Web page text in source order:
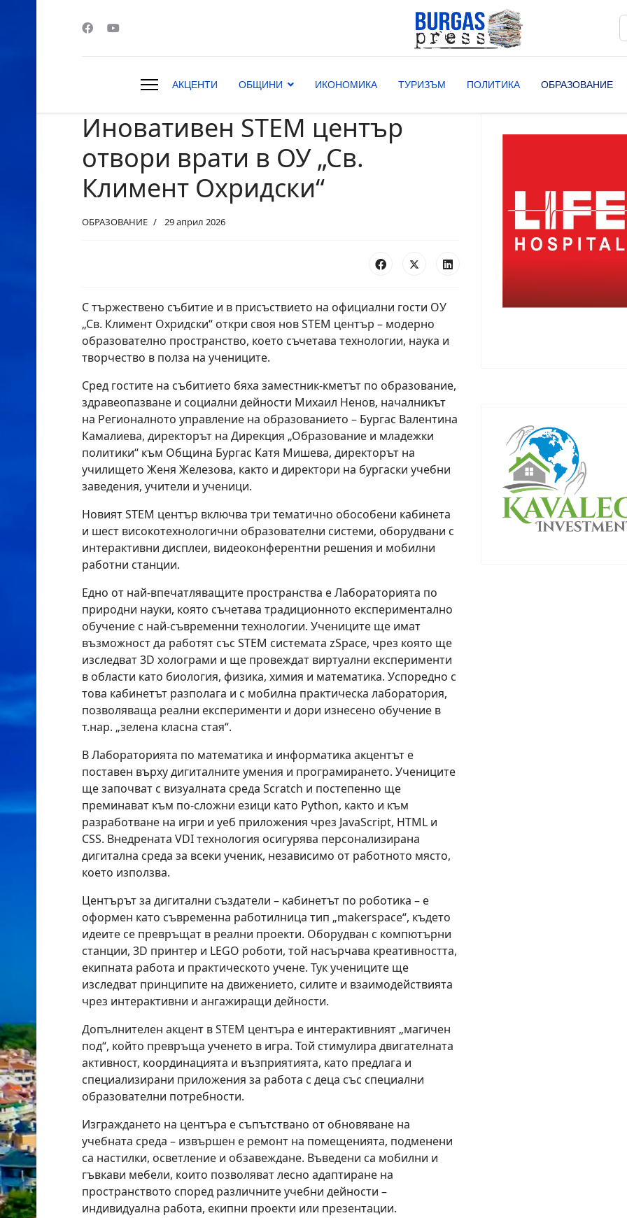
АКЦЕНТИ ОБЩИНИ ИКОНОМИКА ТУРИЗЪМ ПОЛИТИКА ОБРАЗОВАНИЕ
Иновативен STEM център
отвори врати в ОУ „Св.
Климент Охридски“
ОБРАЗОВАНИЕ 29 април 2026
С тържествено събитие и в присъствието на официални гости ОУ
„Св. Климент Охридски“ откри своя нов STEM център – модерно
образователно пространство, което съчетава технологии, наука и
творчество в полза на учениците.
Сред гостите на събитието бяха заместник-кметът по образование,
здравеопазване и социални дейности Михаил Ненов, началникът
на Регионалното управление на образованието – Бургас Валентина
Камалиева, директорът на Дирекция „Образование и младежки
политики“ към Община Бургас Катя Мишева, директорът на
училището Женя Железова, както и директори на бургаски учебни
заведения, учители и ученици.
Новият STEM център включва три тематично обособени кабинета
и шест високотехнологични образователни системи, оборудвани с
интерактивни дисплеи, видеоконферентни решения и мобилни
работни станции.
Едно от най-впечатляващите пространства е Лабораторията по
природни науки, която съчетава традиционното експериментално
обучение с най-съвременни технологии. Учениците ще имат
възможност да работят със STEM системата zSpace, чрез която ще
изследват 3D холограми и ще провеждат виртуални експерименти
в области като биология, физика, химия и математика. Успоредно с
това кабинетът разполага и с мобилна практическа лаборатория,
позволяваща реални експерименти и дори изнесено обучение в
т.нар. „зелена класна стая“.
В Лабораторията по математика и информатика акцентът е
поставен върху дигиталните умения и програмирането. Учениците
ще започват с визуалната среда Scratch и постепенно ще
преминават към по-сложни езици като Python, както и към
разработване на игри и уеб приложения чрез JavaScript, HTML и
CSS. Внедрената VDI технология осигурява персонализирана
дигитална среда за всеки ученик, независимо от работното място,
което използва.
Центърът за дигитални създатели – кабинетът по роботика – е
оформен като съвременна работилница тип „makerspace“, където
идеите се превръщат в реални проекти. Оборудван с компютърни
станции, 3D принтер и LEGO роботи, той насърчава креативността,
екипната работа и практическото учене. Тук учениците ще
изследват принципите на движението, силите и взаимодействията
чрез интерактивни и ангажиращи дейности.
Допълнителен акцент в STEM центъра е интерактивният „магичен
под“, който превръща ученето в игра. Той стимулира двигателната
активност, координацията и възприятията, като предлага и
специализирани приложения за работа с деца със специални
образователни потребности.
Изграждането на центъра е съпътствано от обновяване на
учебната среда – извършен е ремонт на помещенията, подменени
са настилки, осветление и обзавеждане. Въведени са мобилни и
гъвкави мебели, които позволяват лесно адаптиране на
пространството според различните учебни дейности –
индивидуална работа, екипни проекти или презентации.